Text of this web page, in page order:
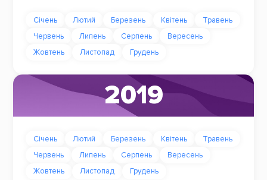
Січень Лютий Березень Квітень
Травень
Червень
Липень Серпень
Вересень
Жовтень
Листопад Грудень
2019
Січень Лютий Березень Квітень
Травень
Червень
Липень Серпень
Вересень
Жовтень
Листопад Грудень